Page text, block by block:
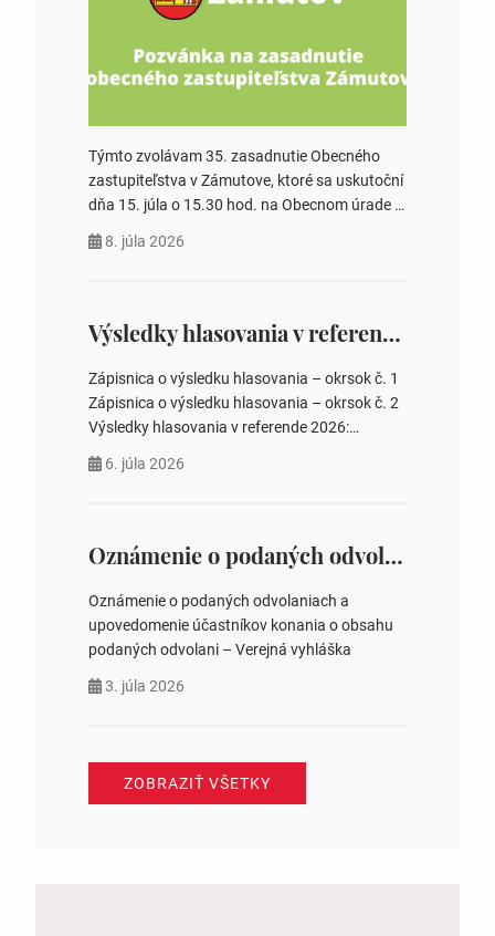
Týmto zvolávam 35. zasadnutie Obecného
zastupiteľstva v Zámutove, ktoré sa uskutoční
dňa 15. júla o 15.30 hod. na Obecnom úrade v
rokovania 2. Schválenie návrhovej komisie a
zastupiteľstiev, počtu poslancov obecných
zastupiteľstiev v nich 4. Schválenie odpredaja
obecného pozemku –…
8. júla 2026
Výsledky hlasovania v referende 2026
Zápisnica o výsledku hlasovania – okrsok č. 1
Zápisnica o výsledku hlasovania – okrsok č. 2
Výsledky hlasovania v referende 2026:
na hlasovaní https://www.volbysr.sk/…
6. júla 2026
Oznámenie o podaných odvolaniach a upovedomenie účastníkov konania o obsahu podaných odvolani – Verejná vyhláška
Oznámenie o podaných odvolaniach a
upovedomenie účastníkov konania o obsahu
podaných odvolani – Verejná vyhláška
3. júla 2026
ZOBRAZIŤ VŠETKY